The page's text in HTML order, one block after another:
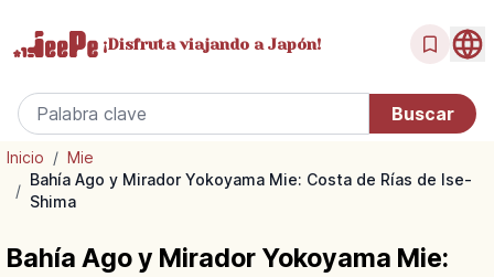
¡Disfrutaviajando a Japón!
Inicio / Mie
/
Bahía Ago y Mirador Yokoyama Mie: Costa de Rías de Ise-
Shima
Bahía Ago y Mirador Yokoyama Mie: